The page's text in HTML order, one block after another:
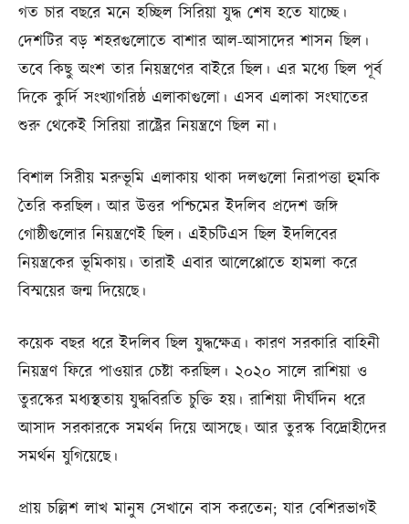
গত চার বছরে মনে হচ্ছিল সিরিয়া যুদ্ধ শেষ হতে যাচ্ছে।
দেশটির বড় শহরগুলোতে বাশার আল-আসাদের শাসন ছিল।
তবে কিছু অংশ তার নিয়ন্ত্রণের বাইরে ছিল। এর মধ্যে ছিল পূর্ব
দিকে কুর্দি সংখ্যাগরিষ্ঠ এলাকাগুলো। এসব এলাকা সংঘাতের
শুরু থেকেই সিরিয়া রাষ্ট্রের নিয়ন্ত্রণে ছিল না।
বিশাল সিরীয় মরুভূমি এলাকায় থাকা দলগুলো নিরাপত্তা হুমকি
তৈরি করছিল। আর উত্তর পশ্চিমের ইদলিব প্রদেশ জঙ্গি
গোষ্ঠীগুলোর নিয়ন্ত্রণেই ছিল। এইচটিএস ছিল ইদলিবের
নিয়ন্ত্রকের ভূমিকায়। তারাই এবার আলেপ্পোতে হামলা করে
বিস্ময়ের জন্ম দিয়েছে।
কয়েক বছর ধরে ইদলিব ছিল যুদ্ধক্ষেত্র। কারণ সরকারি বাহিনী
নিয়ন্ত্রণ ফিরে পাওয়ার চেষ্টা করছিল। ২০২০ সালে রাশিয়া ও
তুরস্কের মধ্যস্থতায় যুদ্ধবিরতি চুক্তি হয়। রাশিয়া দীর্ঘদিন ধরে
আসাদ সরকারকে সমর্থন দিয়ে আসছে। আর তুরস্ক বিদ্রোহীদের
সমর্থন যুগিয়েছে।
প্রায় চল্লিশ লাখ মানুষ সেখানে বাস করতেন; যার বেশিরভাগই